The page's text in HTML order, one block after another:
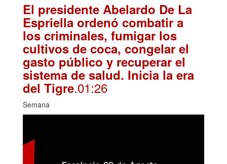
El presidente Abelardo De La
Espriella ordenó combatir a
los criminales, fumigar los
cultivos de coca, congelar el
gasto público y recuperar el
sistema de salud. Inicia la era
del Tigre.01:26
Semana